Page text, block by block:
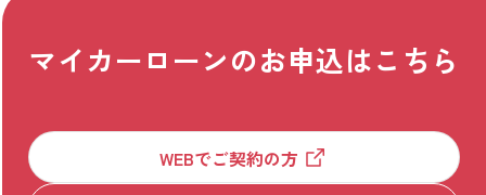
マイカーローンのお申込はこちら
WEBでご契約の方